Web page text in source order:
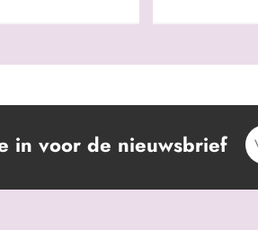
in voor de nieuwsbrief